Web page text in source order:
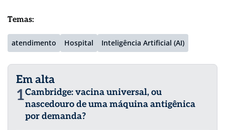
Temas:
atendimento Hospital Inteligência Artificial (AI)
Em alta
1Cambridge: vacina universal, ou
nascedouro de uma máquina antigênica
por demanda?